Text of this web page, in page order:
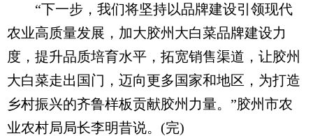
“下一步，我们将坚持以品牌建设引领现代
农业高质量发展，加大胶州大白菜品牌建设力
度，提升品质培育水平，拓宽销售渠道，让胶州
大白菜走出国门，迈向更多国家和地区，为打造
乡村振兴的齐鲁样板贡献胶州力量。”胶州市农
业农村局局长李明昔说。(完)